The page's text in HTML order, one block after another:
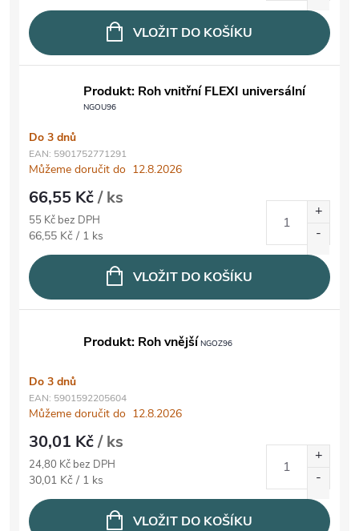
VLOŽIT DO KOŠÍKU
Produkt: Roh vnitřní FLEXI universální
NGOU96
Do 3 dnů
EAN: 5901752771291
Můžeme doručit do 12.8.2026
66,55 Kč/ ks
55 Kč bez DPH
Měrná cena:
66,55 Kč / 1 ks
VLOŽIT DO KOŠÍKU
Produkt: Roh vnější NGOZ96
Do 3 dnů
EAN: 5901592205604
Můžeme doručit do 12.8.2026
30,01 Kč/ ks
24,80 Kč bez DPH
Měrná cena:
30,01 Kč / 1 ks
VLOŽIT DO KOŠÍKU